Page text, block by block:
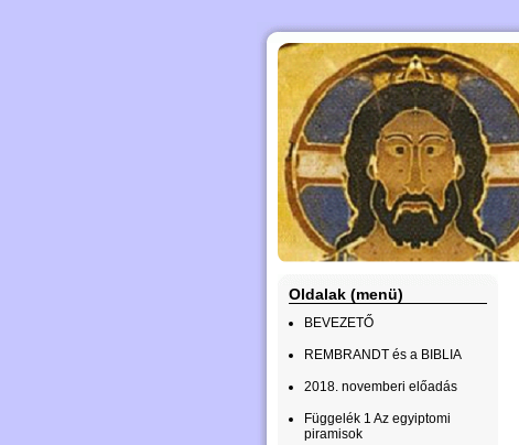
Oldalak (menü)
BEVEZETŐ
REMBRANDT és a BIBLIA
2018. novemberi előadás
Függelék 1 Az egyiptomi
piramisok